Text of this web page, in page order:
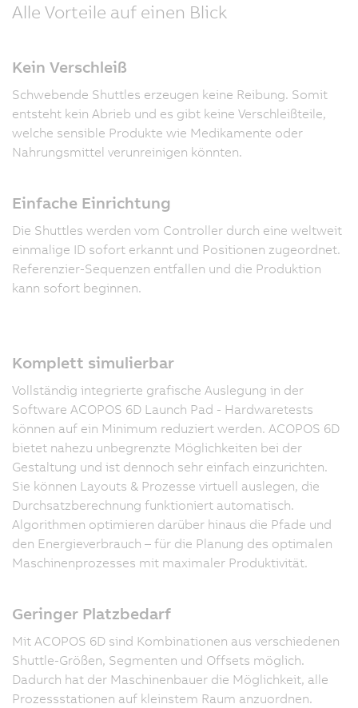
Alle Vorteile auf einen Blick
Kein Verschleiß
Schwebende Shuttles erzeugen keine Reibung. Somit
entsteht kein Abrieb und es gibt keine Verschleißteile,
welche sensible Produkte wie Medikamente oder
Nahrungsmittel verunreinigen könnten.
Einfache Einrichtung
Die Shuttles werden vom Controller durch eine weltweit
einmalige ID sofort erkannt und Positionen zugeordnet.
Referenzier-Sequenzen entfallen und die Produktion
kann sofort beginnen.
Komplett simulierbar
Vollständig integrierte grafische Auslegung in der
Software ACOPOS 6D Launch Pad - Hardwaretests
können auf ein Minimum reduziert werden. ACOPOS 6D
bietet nahezu unbegrenzte Möglichkeiten bei der
Gestaltung und ist dennoch sehr einfach einzurichten.
Sie können Layouts & Prozesse virtuell auslegen, die
Durchsatzberechnung funktioniert automatisch.
Algorithmen optimieren darüber hinaus die Pfade und
den Energieverbrauch – für die Planung des optimalen
Maschinenprozesses mit maximaler Produktivität.
Geringer Platzbedarf
Mit ACOPOS 6D sind Kombinationen aus verschiedenen
Shuttle-Größen, Segmenten und Offsets möglich.
Dadurch hat der Maschinenbauer die Möglichkeit, alle
Prozessstationen auf kleinstem Raum anzuordnen.